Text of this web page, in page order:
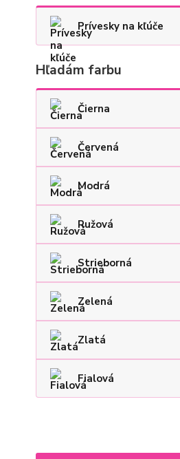
Prívesky na kľúče
Hľadám farbu
Čierna
Červená
Modrá
Ružová
Strieborná
Zelená
Zlatá
Fialová